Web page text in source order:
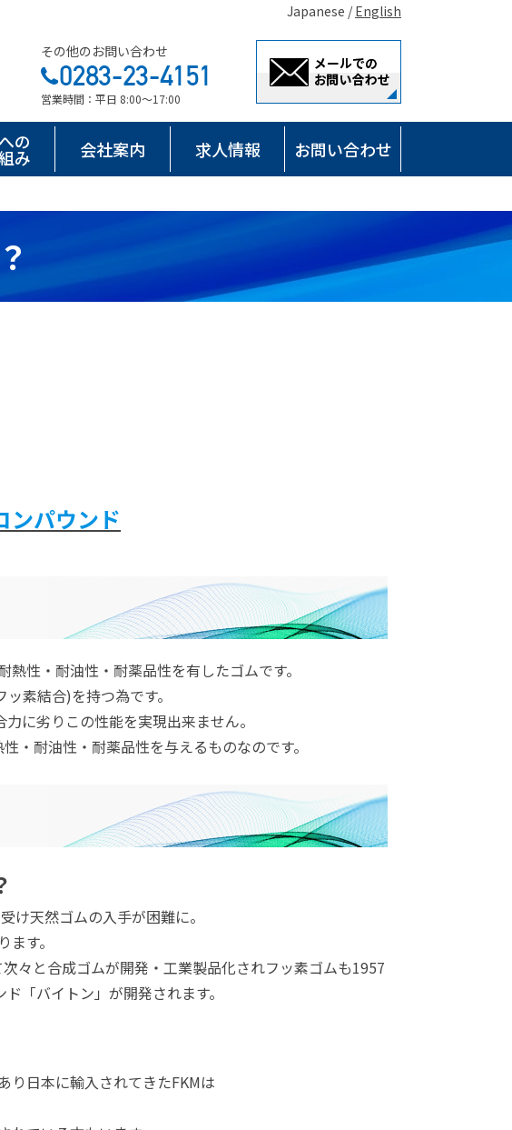
Japanese /English
その他のお問い合わせ
営業時間：平日 8:00～17:00
の
み 会社案内 求人情報 お問い合わせ
ンパウンド
性・耐油性・耐薬品性を有したゴムです。
素結合)を持つ為です。
に劣りこの性能を実現出来ません。
・耐油性・耐薬品性を与えるものなのです。
け天然ゴムの入手が困難に。
す。
々と合成ゴムが開発・工業製品化されフッ素ゴムも1957
「バイトン」が開発されます。
り日本に輸入されてきたFKMは